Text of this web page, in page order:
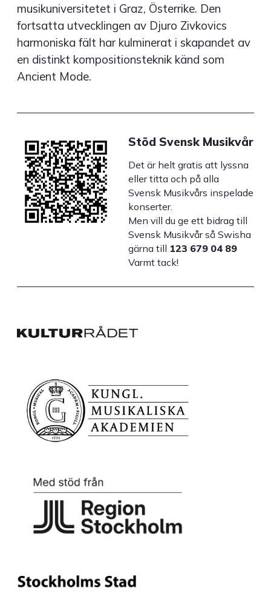
musikuniversitetet i Graz, Österrike. Den
fortsatta utvecklingen av Djuro Zivkovics
harmoniska fält har kulminerat i skapandet av
en distinkt kompositionsteknik känd som
Ancient Mode.
Stöd Svensk Musikvår
Det är helt gratis att lyssna
eller titta och på alla
Svensk Musikvårs inspelade
konserter.
Men vill du ge ett bidrag till
Svensk Musikvår så Swisha
gärna till 123 679 04 89
Varmt tack!